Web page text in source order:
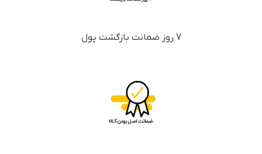
7 روز ضمانت بازگشت پول